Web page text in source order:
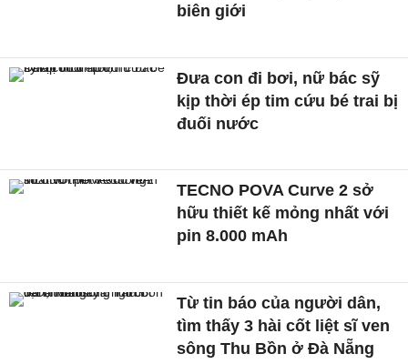
biên giới
Đưa con đi bơi, nữ bác sỹ
kịp thời ép tim cứu bé trai bị
đuối nước
TECNO POVA Curve 2 sở
hữu thiết kế mỏng nhất với
pin 8.000 mAh
Từ tin báo của người dân,
tìm thấy 3 hài cốt liệt sĩ ven
sông Thu Bồn ở Đà Nẵng